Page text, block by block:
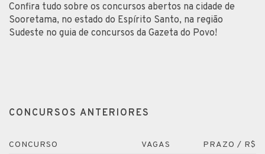
Confira tudo sobre os concursos abertos na cidade de
Sooretama, no estado do Espírito Santo, na região
Sudeste no guia de concursos da Gazeta do Povo!
CONCURSOS ANTERIORES
CONCURSO VAGAS PRAZO / R$